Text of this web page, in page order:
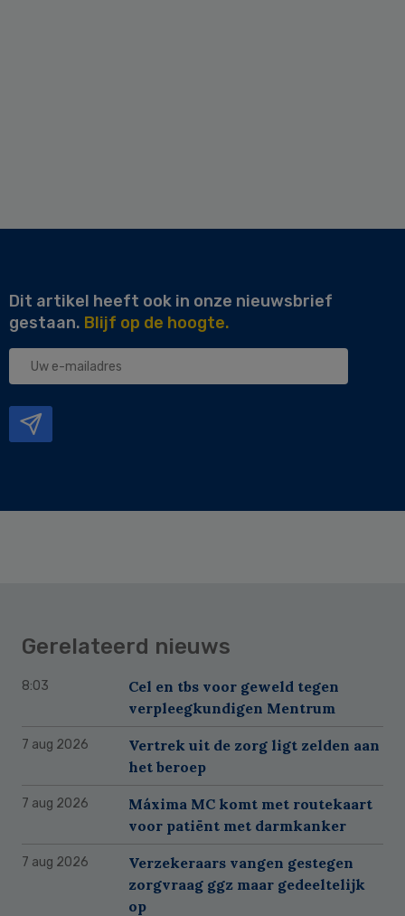
Dit artikel heeft ook in onze nieuwsbrief
gestaan. Blijf op de hoogte.
Uw
Gerelateerd nieuws
8:03
Cel en tbs voor geweld tegen
verpleegkundigen Mentrum
7 aug 2026
Vertrek uit de zorg ligt zelden aan
het beroep
7 aug 2026
Máxima MC komt met routekaart
voor patiënt met darmkanker
7 aug 2026
Verzekeraars vangen gestegen
zorgvraag ggz maar gedeeltelijk
op